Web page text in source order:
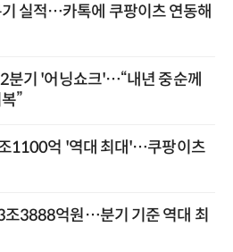
실적…카톡에 쿠팡이츠 연동해
분기 '어닝쇼크'…“내년 중순께
”
1100억 '역대 최대'…쿠팡이츠
조3888억원…분기 기준 역대 최